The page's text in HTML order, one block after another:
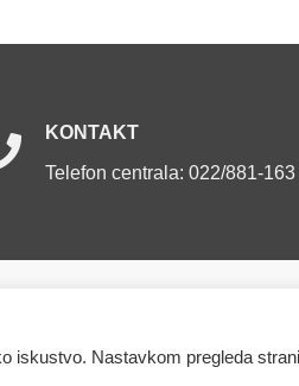
KONTAKT
Telefon centrala: 022/881-163
iskustvo. Nastavkom pregleda